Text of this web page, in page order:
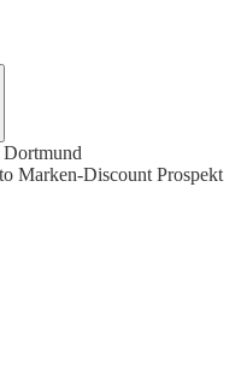
Marken-Discount Prospekt